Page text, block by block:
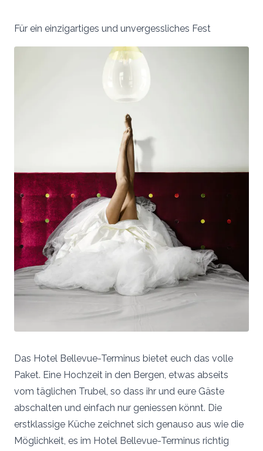
Für ein einzigartiges und unvergessliches Fest
Das Hotel Bellevue-Terminus bietet euch das volle
Paket. Eine Hochzeit in den Bergen, etwas abseits
vom täglichen Trubel, so dass ihr und eure Gäste
abschalten und einfach nur geniessen könnt. Die
erstklassige Küche zeichnet sich genauso aus wie die
Möglichkeit, es im Hotel Bellevue-Terminus richtig